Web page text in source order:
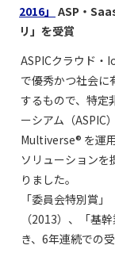
2016」 ASP・
リ」を受賞
ASPICクラウド・
で優秀かつ社会に
するもので、特定
ーシアム（ASPIC
Multiverse® を運
ソリューションを
りました。
「委員会特別賞
（2013）、「基
き、6年連続での